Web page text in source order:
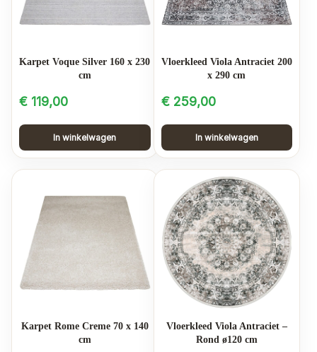
Karpet Voque Silver 160 x 230
cm
€ 119,00
In winkelwagen
Vloerkleed Viola Antraciet 200
x 290 cm
€259,00
In winkelwagen
Karpet Rome Creme 70 x 140
cm
Vloerkleed Viola Antraciet –
Rond ø120 cm